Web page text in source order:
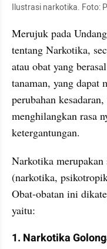
Ilustrasi narkotika. Foto:
Merujuk pada
tentang Narkotika,
atau obat yang
tanaman, yang dapat
perubahan
menghilangkan rasa
ketergantungan.
Narkotika merupakan
(narkotika,
Obat-obatan ini
yaitu:
1. Narkotika